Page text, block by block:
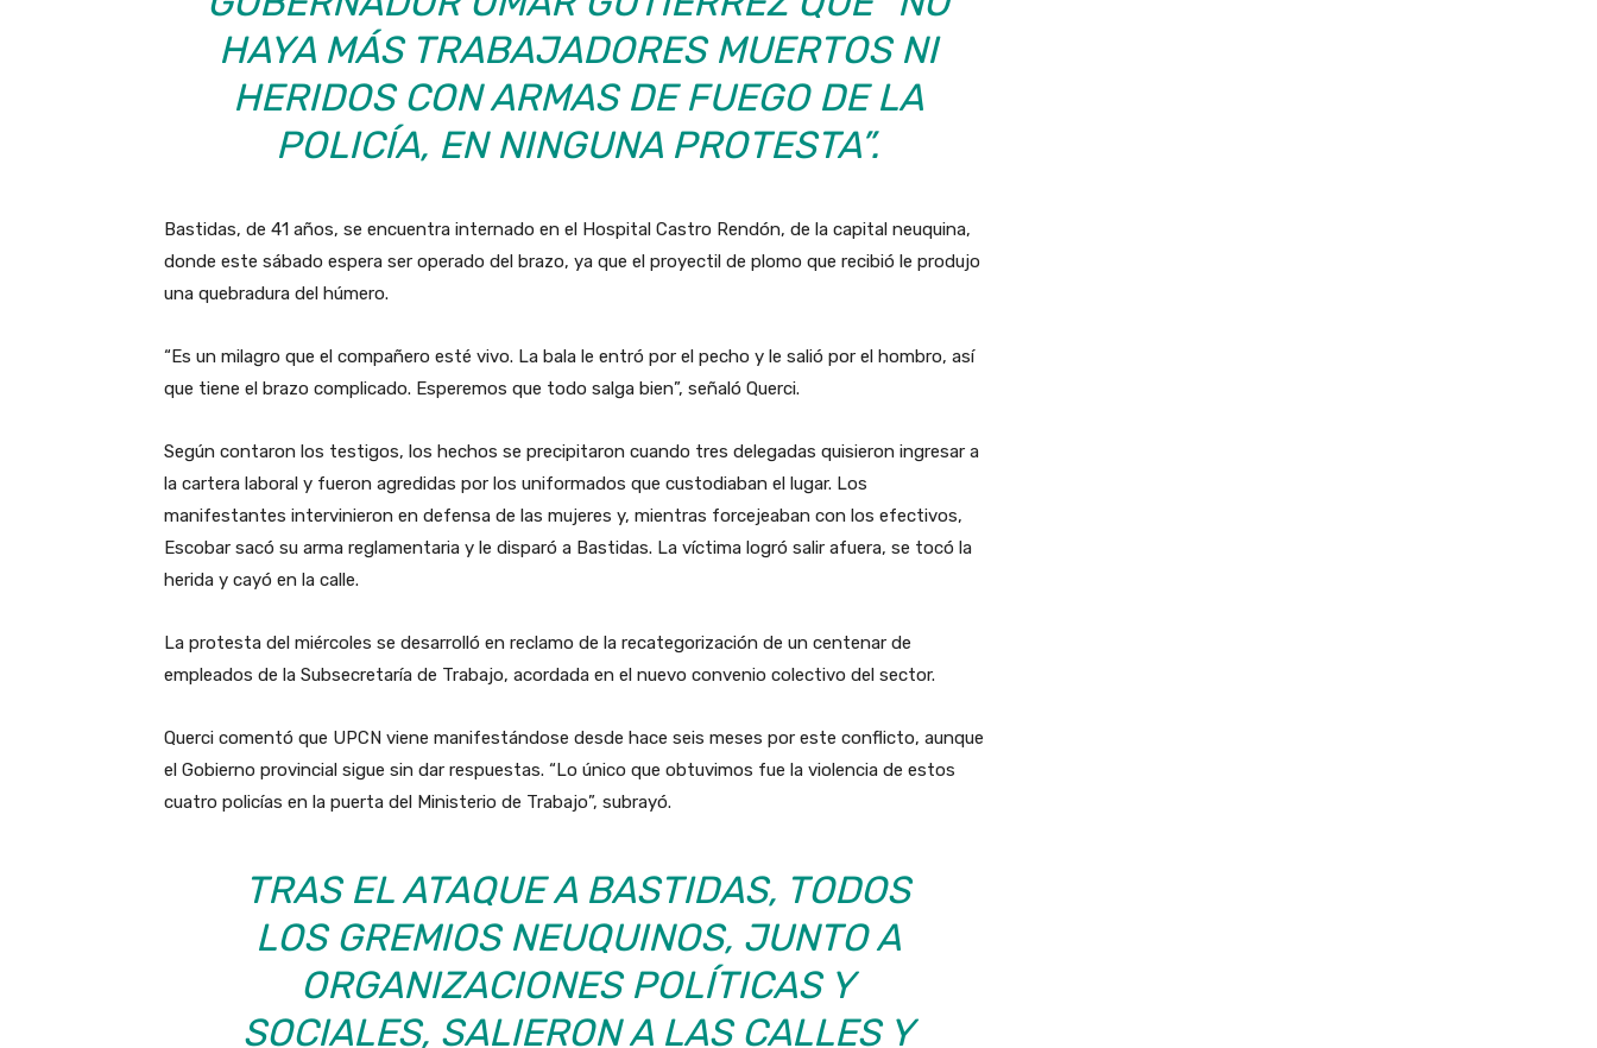
HAYA MÁS TRABAJADORES MUERTOS NI
HERIDOS CON ARMAS DE FUEGO DE LA
POLICÍA, EN NINGUNA PROTESTA”.
Bastidas, de 41 años, se encuentra internado en el Hospital Castro Rendón, de la capital neuquina,
donde este sábado espera ser operado del brazo, ya que el proyectil de plomo que recibió le produjo
una quebradura del húmero.
“Es un milagro que el compañero esté vivo. La bala le entró por el pecho y le salió por el hombro, así
que tiene el brazo complicado. Esperemos que todo salga bien”, señaló Querci.
Según contaron los testigos, los hechos se precipitaron cuando tres delegadas quisieron ingresar a
la cartera laboral y fueron agredidas por los uniformados que custodiaban el lugar. Los
manifestantes intervinieron en defensa de las mujeres y, mientras forcejeaban con los efectivos,
Escobar sacó su arma reglamentaria y le disparó a Bastidas. La víctima logró salir afuera, se tocó la
herida y cayó en la calle.
La protesta del miércoles se desarrolló en reclamo de la recategorización de un centenar de
empleados de la Subsecretaría de Trabajo, acordada en el nuevo convenio colectivo del sector.
Querci comentó que UPCN viene manifestándose desde hace seis meses por este conflicto, aunque
el Gobierno provincial sigue sin dar respuestas. “Lo único que obtuvimos fue la violencia de estos
cuatro policías en la puerta del Ministerio de Trabajo”, subrayó.
TRAS EL ATAQUE A BASTIDAS, TODOS
LOS GREMIOS NEUQUINOS, JUNTO A
ORGANIZACIONES POLÍTICAS Y
SOCIALES, SALIERON A LAS CALLES Y